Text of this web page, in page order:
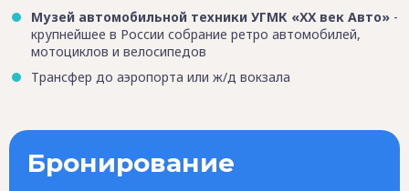
Музей автомобильной техники УГМК «ХХ век Авто» -
крупнейшее в России собрание ретро автомобилей,
мотоциклов и велосипедов
Трансфер до аэропорта или ж/д вокзала
Бронирование